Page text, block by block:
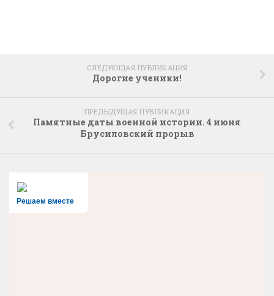
СЛЕДУЮЩАЯ ПУБЛИКАЦИЯ
Дорогие ученики!
ПРЕДЫДУЩАЯ ПУБЛИКАЦИЯ
Памятные даты военной истории. 4 июня
Брусиловский прорыв
Решаем вместе